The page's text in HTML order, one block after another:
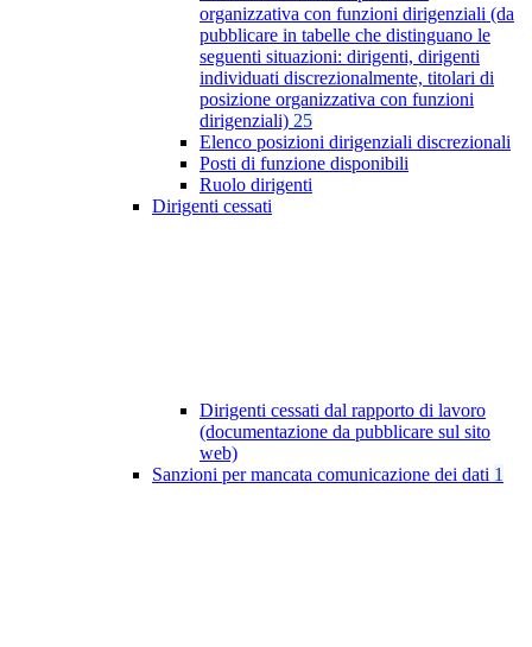
organizzativa con funzioni dirigenziali (da
pubblicare in tabelle che distinguano le
seguenti situazioni: dirigenti, dirigenti
individuati discrezionalmente, titolari di
posizione organizzativa con funzioni
dirigenziali) 25
Elenco posizioni dirigenziali discrezionali
Posti di funzione disponibili
Ruolo dirigenti
Dirigenti cessati
Dirigenti cessati dal rapporto di lavoro
(documentazione da pubblicare sul sito
web)
Sanzioni per mancata comunicazione dei dati 1